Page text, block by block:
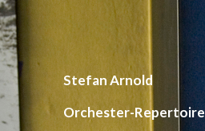
Stefan Arnold
Pianist
Stefan Arnold
Orchester-Repertoire